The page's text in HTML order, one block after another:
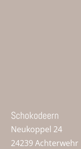
Schokodeern
Neukoppel 24
24239 Achterwehr